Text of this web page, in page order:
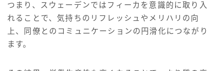
つまり、スウェーデンではフィーカを意識的に取り入
れることで、気持ちのリフレッシュやメリハリの向
上、同僚とのコミュニケーションの円滑化につながり
ます。